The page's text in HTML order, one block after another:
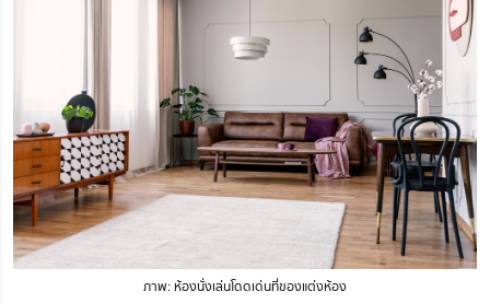
ภาพ: ห้องนั่งเล่นโดดเด่นที่ของแต่งห้อง